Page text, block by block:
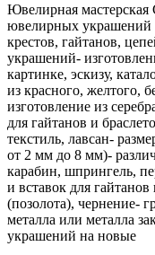
Ювелирная мастерская
ювелирных украшений
крестов, гайтанов,
украшений-
картинке, эскизу,
из красного, желтого,
изготовление из
для гайтанов и
текстиль, лавсан-
от 2 мм до 8 мм)-
карабин, шпрингель,
и вставок для
(позолота), чернение-
металла или металла
украшений на новые